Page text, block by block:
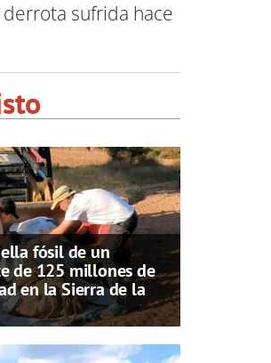
sufrida hace
fósil de un
de 125 millones de
en la Sierra de la